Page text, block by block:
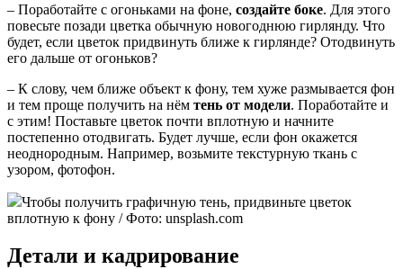
– Поработайте с огоньками на фоне, создайте боке. Для этого
повесьте позади цветка обычную новогоднюю гирлянду. Что
будет, если цветок придвинуть ближе к гирлянде? Отодвинуть
его дальше от огоньков?
– К слову, чем ближе объект к фону, тем хуже размывается фон
и тем проще получить на нём тень от модели. Поработайте и
с этим! Поставьте цветок почти вплотную и начните
постепенно отодвигать. Будет лучше, если фон окажется
неоднородным. Например, возьмите текстурную ткань с
узором, фотофон.
Чтобы получить графичную тень, придвиньте цветок
вплотную к фону / Фото: unsplash.com
Детали и кадрирование